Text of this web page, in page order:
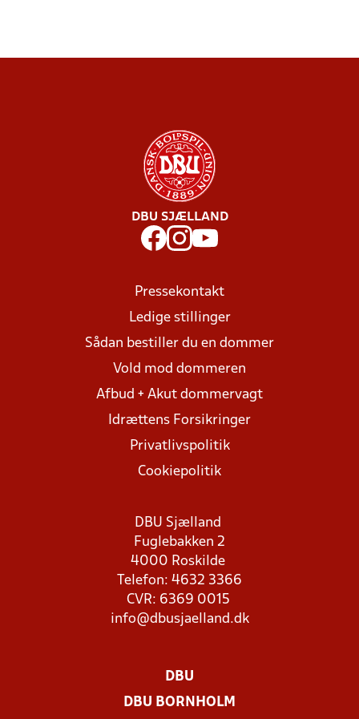
DBU SJÆLLAND
Pressekontakt
Ledige stillinger
Sådan bestiller du en dommer
Vold mod dommeren
Afbud + Akut dommervagt
Idrættens Forsikringer
Privatlivspolitik
Cookiepolitik
DBU Sjælland
Fuglebakken 2
4000 Roskilde
Telefon: 4632 3366
CVR: 6369 0015
info@dbusjaelland.dk
DBU
DBU BORNHOLM